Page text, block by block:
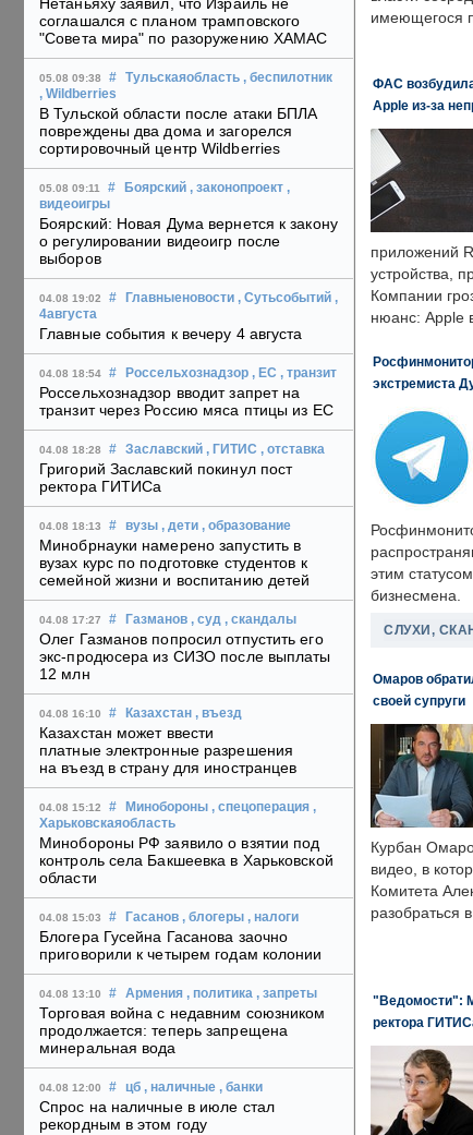
Нетаньяху заявил, что Израиль не
соглашался с планом трамповского
"Совета мира" по разоружению ХАМАС
05.08 09:38 # Тульскаяобласть , беспилотник
, Wildberries
В Тульской области после атаки БПЛА
повреждены два дома и загорелся
сортировочный центр Wildberries
05.08 09:11 # Боярский , законопроект ,
видеоигры
Боярский: Новая Дума вернется к закону
о регулировании видеоигр после
выборов
04.08 19:02 # Главныеновости , Сутьсобытий ,
4августа
Главные события к вечеру 4 августа
04.08 18:54 # Россельхознадзор , ЕС , транзит
Россельхознадзор вводит запрет на
транзит через Россию мяса птицы из ЕС
04.08 18:28 # Заславский , ГИТИС , отставка
Григорий Заславский покинул пост
ректора ГИТИСа
04.08 18:13 # вузы , дети , образование
Минобрнауки намерено запустить в
вузах курс по подготовке студентов к
семейной жизни и воспитанию детей
04.08 17:27 # Газманов , суд , скандалы
Олег Газманов попросил отпустить его
экс-продюсера из СИЗО после выплаты
12 млн
04.08 16:10 # Казахстан , въезд
Казахстан может ввести
платные электронные разрешения
на въезд в страну для иностранцев
04.08 15:12 # Минобороны , спецоперация ,
Харьковскаяобласть
Минобороны РФ заявило о взятии под
контроль села Бакшеевка в Харьковской
области
04.08 15:03 # Гасанов , блогеры , налоги
Блогера Гусейна Гасанова заочно
приговорили к четырем годам колонии
04.08 13:10 # Армения , политика , запреты
Торговая война с недавним союзником
продолжается: теперь запрещена
минеральная вода
04.08 12:00 # цб , наличные , банки
Спрос на наличные в июле стал
рекордным в этом году
имеющегося
ФАС
Apple из-за
приложений
устройства,
Компании
нюанс: Apple
экстремиста
этим
бизнесмена.
СЛУХИ,
Омаров
своей супруги
Курбан
видео, в
Комитета
разобраться
"Ведомости":
ректора